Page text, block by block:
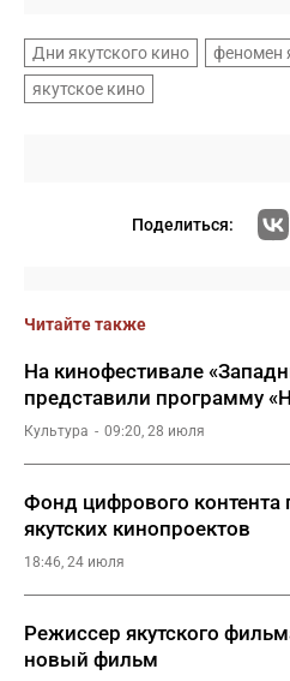
Дни якутского кино
феномен
якутское кино
Поделиться:
Читайте также
На кинофестивале
представили программу
Культура 09:20, 28 июля
Фонд цифрового контента
якутских кинопроектов
18:46, 24 июля
Режиссер якутского
новый фильм